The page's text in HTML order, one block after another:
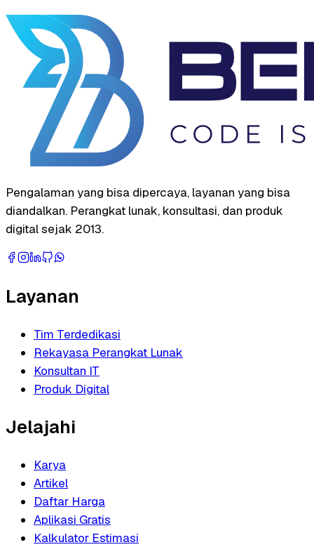
Pengalaman yang bisa dipercaya, layanan yang bisa
diandalkan. Perangkat lunak, konsultasi, dan produk
digital sejak 2013.
Layanan
Tim Terdedikasi
Rekayasa Perangkat Lunak
Konsultan IT
Produk Digital
Jelajahi
Karya
Artikel
Daftar Harga
Aplikasi Gratis
Kalkulator Estimasi